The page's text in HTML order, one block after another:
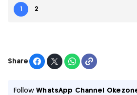
1 2
Share
FollowWhatsApp Channel